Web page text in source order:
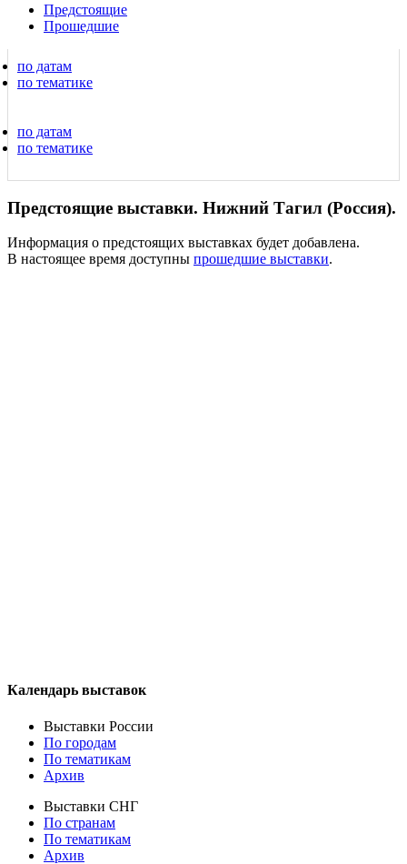
Предстоящие
Прошедшие
по датам
по тематике
по датам
по тематике
Предстоящие выставки. Нижний Тагил (Россия).
Информация о предстоящих выставках будет добавлена.
В настоящее время доступны прошедшие выставки.
Календарь выставок
Выставки России
По городам
По тематикам
Архив
Выставки СНГ
По странам
По тематикам
Архив